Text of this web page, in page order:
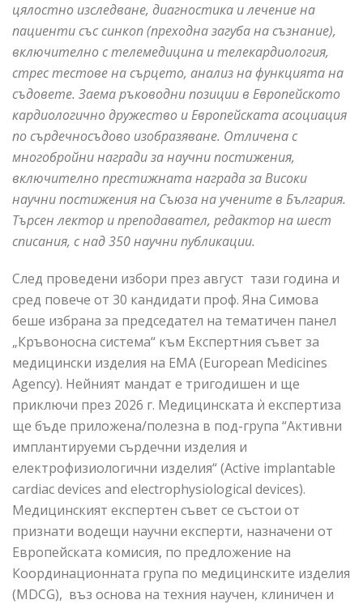
цялостно изследване, диагностика и лечение на
пациенти със синкоп (преходна загуба на съзнание),
включително с телемедицина и телекардиология,
стрес тестове на сърцето, анализ на функцията на
съдовете. Заема ръководни позиции в Европейското
кардиологично дружество и Европейската асоциация
по сърдечносъдово изобразяване. Отличена с
многобройни награди за научни постижения,
включително престижната награда за Високи
научни постижения на Съюза на учените в България.
Търсен лектор и преподавател, редактор на шест
списания, с над 350 научни публикации.
След проведени избори през август тази година и
сред повече от 30 кандидати проф. Яна Симова
беше избрана за председател на тематичен панел
„Кръвоносна система“ към Експертния съвет за
медицински изделия на ЕМА (European Medicines
Agency). Нейният мандат е тригодишен и ще
приключи през 2026 г. Медицинската ѝ експертиза
ще бъде приложена/полезна в под-група “Активни
имплантируеми сърдечни изделия и
електрофизиологични изделия“ (Active implantable
cardiac devices and electrophysiological devices).
Медицинският експертен съвет се състои от
признати водещи научни експерти, назначени от
Европейската комисия, по предложение на
Координационната група по медицинските изделия
(MDCG), въз основа на техния научен, клиничен и